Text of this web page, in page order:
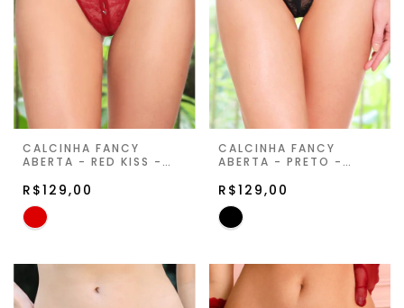
CALCINHA FANCY
ABERTA - RED KISS -
R$129,00
CALCINHA FANCY
ABERTA - PRETO -
R$129,00